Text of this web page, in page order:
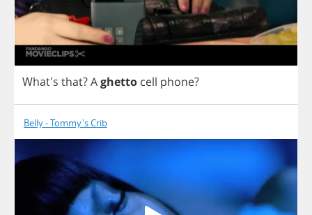
What's that?Aghetto cell phone?
Belly - Tommy's Crib